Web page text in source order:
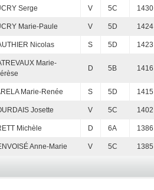
Serge V 5C 1430
Marie-Paule V 5D 1424
Nicolas S 5D 1423
Marie-
D 5B 1416
Marie-Renée S 5D 1415
Josette V 5C 1402
Michèle D 6A 1386
Anne-Marie V 5C 1385